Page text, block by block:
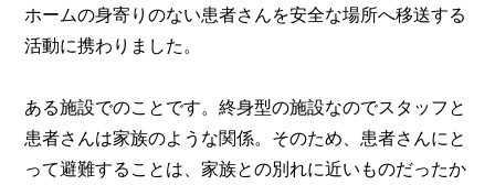
ホームの身寄りのない患者さんを安全な場所へ移送する
活動に携わりました。
ある施設でのことです。終身型の施設なのでスタッフと
患者さんは家族のような関係。そのため、患者さんにと
って避難することは、家族との別れに近いものだったか